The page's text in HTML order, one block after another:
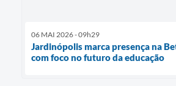
06 MAI 2026 - 09h29
Jardinópolis marca presença na
com foco no futuro da educação